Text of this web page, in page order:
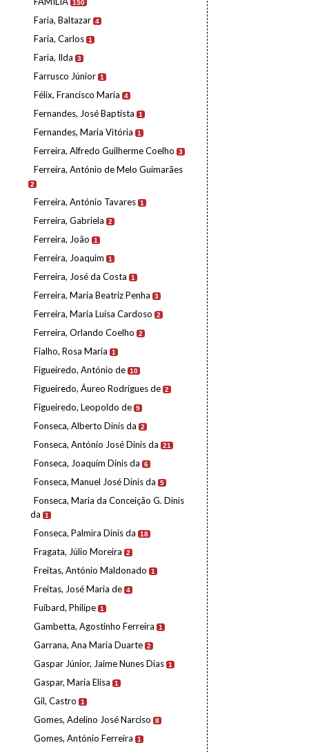
150
Faria, Baltazar 4
Faria, Carlos 1
Faria, Ilda 3
Farrusco Júnior 1
Félix, Francisco Maria 4
Fernandes, José Baptista 1
Fernandes, Maria Vitória 1
Ferreira, Alfredo Guilherme Coelho 3
Ferreira, António de Melo Guimarães
2
Ferreira, António Tavares 1
Ferreira, Gabriela 2
Ferreira, João 1
Ferreira, Joaquim 1
Ferreira, José da Costa 1
Ferreira, Maria Beatriz Penha 3
Ferreira, Maria Luísa Cardoso 2
Ferreira, Orlando Coelho 2
Fialho, Rosa Maria 1
Figueiredo, António de 10
Figueiredo, Áureo Rodrigues de 2
Figueiredo, Leopoldo de 9
Fonseca, Alberto Dinis da 2
Fonseca, António José Dinis da 21
Fonseca, Joaquim Dinis da 6
Fonseca, Manuel José Dinis da 5
Fonseca, Maria da Conceição G. Dinis
da
1
Fonseca, Palmira Dinis da 18
Fragata, Júlio Moreira 2
Freitas, António Maldonado 1
Freitas, José Maria de 4
Fuibard, Philipe 1
Gambetta, Agostinho Ferreira 1
Garrana, Ana Maria Duarte 2
Gaspar Júnior, Jaime Nunes Dias 1
Gaspar, Maria Elisa 1
Gil, Castro 1
Gomes, Adelino José Narciso 8
Gomes, António Ferreira 1